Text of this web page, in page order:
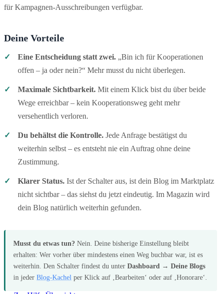
für Kampagnen-Ausschreibungen verfügbar.
Deine Vorteile
✓ Eine Entscheidung statt zwei. „Bin ich für Kooperationen
offen – ja oder nein?“ Mehr musst du nicht überlegen.
✓ Maximale Sichtbarkeit. Mit einem Klick bist du über beide
Wege erreichbar – kein Kooperationsweg geht mehr
versehentlich verloren.
✓ Du behältst die Kontrolle. Jede Anfrage bestätigst du
weiterhin selbst – es entsteht nie ein Auftrag ohne deine
Zustimmung.
✓ Klarer Status. Ist der Schalter aus, ist dein Blog im Marktplatz
nicht sichtbar – das siehst du jetzt eindeutig. Im Magazin wird
dein Blog natürlich weiterhin gefunden.
Musst du etwas tun? Nein. Deine bisherige Einstellung bleibt
erhalten: Wer vorher über mindestens einen Weg buchbar war, ist es
weiterhin. Den Schalter findest du unter Dashboard → Deine Blogs
in jeder Blog-Kachel per Klick auf ‚Bearbeiten‘ oder auf ‚Honorare‘.